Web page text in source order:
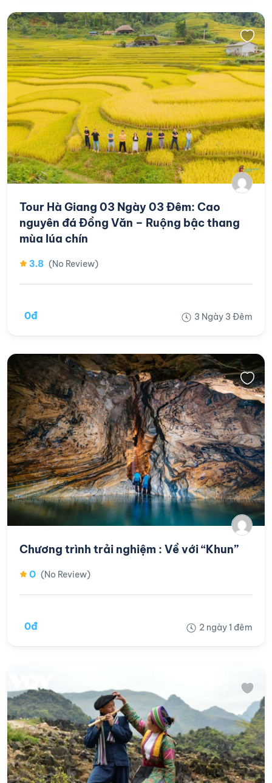
Tour Hà Giang 03 Ngày 03 Đêm: Cao
nguyên đá Đồng Văn – Ruộng bậc thang
mùa lúa chín
3.8 (No Review)
0đ 3 Ngày 3 Đêm
Chương trình trải nghiệm : Về với “Khun”
0 (No Review)
0đ 2 ngày 1 đêm